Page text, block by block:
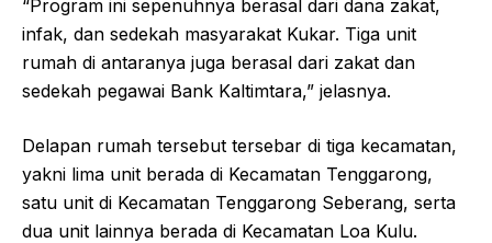
“Program ini sepenuhnya berasal dari dana zakat,
infak, dan sedekah masyarakat Kukar. Tiga unit
rumah di antaranya juga berasal dari zakat dan
sedekah pegawai Bank Kaltimtara,” jelasnya.
Delapan rumah tersebut tersebar di tiga kecamatan,
yakni lima unit berada di Kecamatan Tenggarong,
satu unit di Kecamatan Tenggarong Seberang, serta
dua unit lainnya berada di Kecamatan Loa Kulu.